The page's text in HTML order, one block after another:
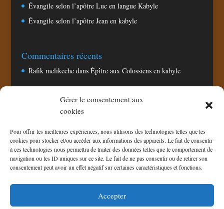
Gérer le consentement aux
cookies
Pour offrir les meilleures expériences, nous utilisons des technologies telles que les
cookies pour stocker et/ou accéder aux informations des appareils. Le fait de consentir
à ces technologies nous permettra de traiter des données telles que le comportement de
navigation ou les ID uniques sur ce site. Le fait de ne pas consentir ou de retirer son
consentement peut avoir un effet négatif sur certaines caractéristiques et fonctions.
Accepter
Évangile selon l’apôtre Luc en langue Kabyle
Évangile selon l’apôtre Jean en kabyle
Commentaires récents
Rafik melikechedans Épître aux Colossiens en kabyle
Chaine TV CNA
Politique de confidentialité
Politique de cookies (UE)